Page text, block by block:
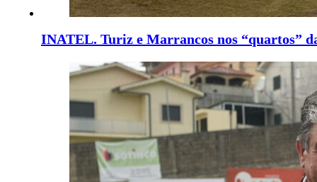
INATEL. Turiz e Marrancos nos “quartos”